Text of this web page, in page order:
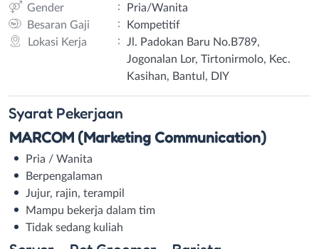
Gender
:
Pria/Wanita
Besaran Gaji
:
Kompetitif
Lokasi Kerja
:
Jl. Padokan Baru No.B789,
Jogonalan Lor, Tirtonirmolo, Kec.
Kasihan, Bantul, DIY
Syarat Pekerjaan
MARCOM (Marketing Communication)
Pria / Wanita
Berpengalaman
Jujur, rajin, terampil
Mampu bekerja dalam tim
Tidak sedang kuliah